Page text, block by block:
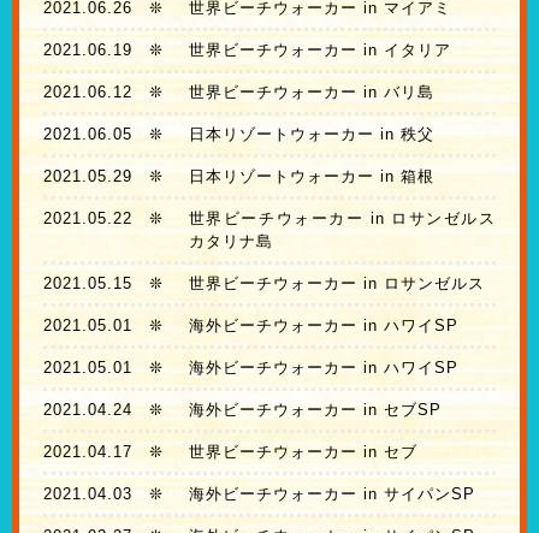
2021.06.26 ❊ 世界ビーチウォーカー in マイアミ
2021.06.19 ❊ 世界ビーチウォーカー in イタリア
2021.06.12❊ 世界ビーチウォーカー in バリ島
2021.06.05 ❊ 日本リゾートウォーカー in 秩父
2021.05.29 ❊ 日本リゾートウォーカー in 箱根
2021.05.22 ❊
世界ビーチウォーカー in ロサンゼルス
カタリナ島
2021.05.15 ❊ 世界ビーチウォーカー in ロサンゼルス
2021.05.01❊ 海外ビーチウォーカー in ハワイSP
2021.05.01❊ 海外ビーチウォーカー in ハワイSP
2021.04.24 ❊ 海外ビーチウォーカー in セブSP
2021.04.17 ❊ 世界ビーチウォーカー in セブ
2021.04.03❊ 海外ビーチウォーカー in サイパンSP